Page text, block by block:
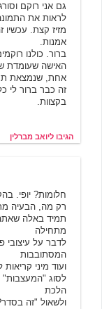
גם אני רוקם
לראות את
מזיז קצת.
אמנות.
ברור. כולנו
האישה שעומדת
אחת, שנמצאת
זה כבר ברור לי
בקצוות.
הגיבו ליואב מברלין
חלומות? יופי.
רק מה, הבעיה
תמיד באלה
מתחילה
לדבר על עיצובי
המסתובבות
ועוד מיני
לסוג "המעצבות"
הלכת
ולשאול "זה